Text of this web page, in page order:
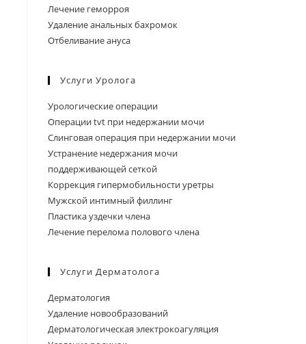
Лечение геморроя
Удаление анальных бахромок
Отбеливание ануса
Услуги Уролога
Урологические операции
Операции tvt при недержании мочи
Слинговая операция при недержании мочи
Устранение недержания мочи
поддерживающей сеткой
Коррекция гипермобильности уретры
Мужской интимный филлинг
Пластика уздечки члена
Лечение перелома полового члена
Услуги Дерматолога
Дерматология
Удаление новообразований
Дерматологическая электрокоагуляция